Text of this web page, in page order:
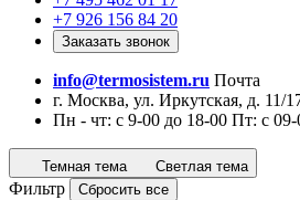
+7 926 156 84 20
Заказать звонок
info@termosistem.ru Почта
г. Москва, ул. Иркутская, д. 11/
Пн - чт: с 9-00 до 18-00 Пт: с 09-
Темная тема Светлая тема
Фильтр Сбросить все